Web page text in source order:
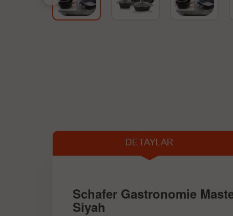
DETAYLAR
Schafer Gastronomie
Siyah